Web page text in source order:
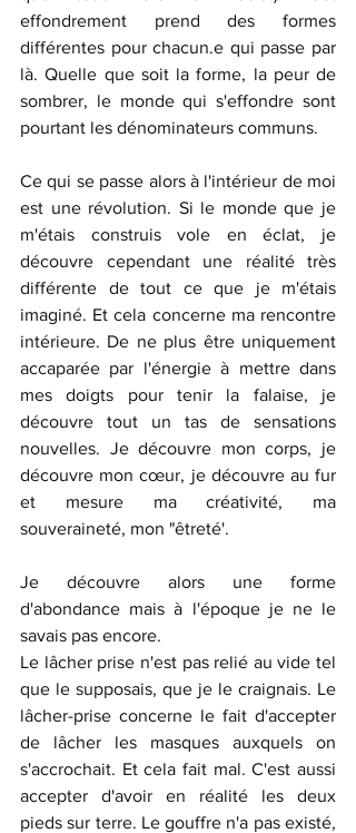
effondrement prend des formes
différentes pour chacun.e qui passe par
là. Quelle que soit la forme, la peur de
sombrer, le monde qui s'effondre sont
pourtant les dénominateurs communs.
Ce qui se passe alors à l'intérieur de moi
est une révolution. Si le monde que je
m'étais construis vole en éclat, je
découvre cependant une réalité très
différente de tout ce que je m'étais
imaginé. Et cela concerne ma rencontre
intérieure. De ne plus être uniquement
accaparée par l'énergie à mettre dans
mes doigts pour tenir la falaise, je
découvre tout un tas de sensations
nouvelles. Je découvre mon corps, je
découvre mon cœur, je découvre au fur
et mesure ma créativité, ma
souveraineté, mon "êtreté'.
Je découvre alors une forme
d'abondance mais à l'époque je ne le
savais pas encore.
Le lâcher prise n'est pas relié au vide tel
que le supposais, que je le craignais. Le
lâcher-prise concerne le fait d'accepter
de lâcher les masques auxquels on
s'accrochait. Et cela fait mal. C'est aussi
accepter d'avoir en réalité les deux
pieds sur terre. Le gouffre n'a pas existé,